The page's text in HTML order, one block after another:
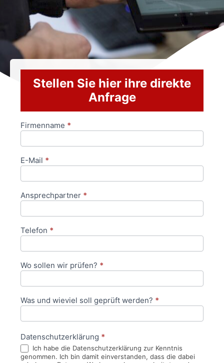
Stellen Sie hier ihre direkte
Anfrage
Anfrageformular
Firmenname *
E-Mail *
Ansprechpartner *
Telefon *
Wo sollen wir prüfen? *
Was und wieviel soll geprüft werden? *
Datenschutzerklärung *
Ich habe die Datenschutzerklärung zur Kenntnis
genommen. Ich bin damit einverstanden, dass die dabei